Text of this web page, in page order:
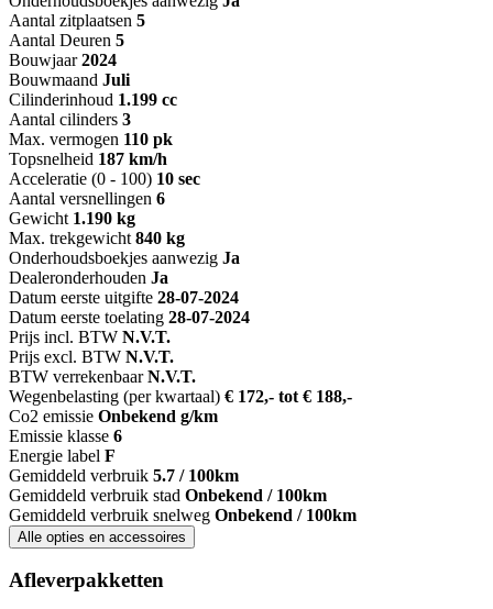
Aantal zitplaatsen 5
Aantal Deuren 5
Bouwjaar 2024
Bouwmaand Juli
Cilinderinhoud 1.199 cc
Aantal cilinders 3
Max. vermogen 110 pk
Topsnelheid 187 km/h
Acceleratie (0 - 100) 10 sec
Aantal versnellingen 6
Gewicht 1.190 kg
Max. trekgewicht 840 kg
Onderhoudsboekjes aanwezig Ja
Dealeronderhouden Ja
Datum eerste uitgifte 28-07-2024
Datum eerste toelating 28-07-2024
Prijs incl. BTW N.V.T.
Prijs excl. BTW N.V.T.
BTW verrekenbaar N.V.T.
Wegenbelasting (per kwartaal) € 172,- tot € 188,-
Co2 emissie Onbekend g/km
Emissie klasse 6
Energie label F
Gemiddeld verbruik 5.7 / 100km
Gemiddeld verbruik stad Onbekend / 100km
Gemiddeld verbruik snelweg Onbekend / 100km
Alle opties en accessoires
Afleverpakketten